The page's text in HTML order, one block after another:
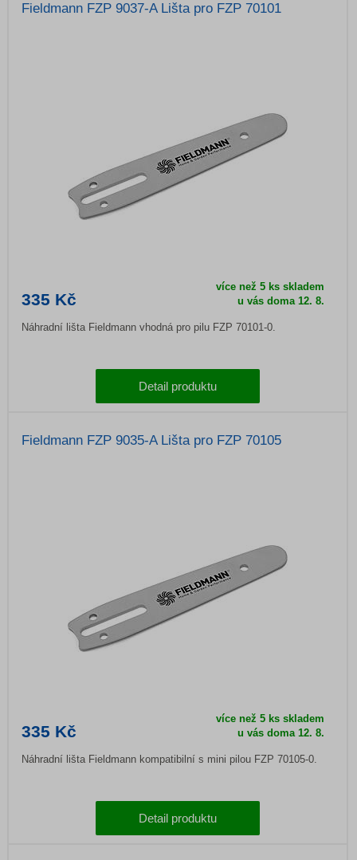
Fieldmann FZP 9037-A Lišta pro FZP 70101
335 Kč
více než 5 ks skladem
u vás doma12. 8.
Náhradní lišta Fieldmann vhodná pro pilu FZP 70101-0.
Detail produktu
Fieldmann FZP 9035-A Lišta pro FZP 70105
335 Kč
více než 5 ks skladem
u vás doma12. 8.
Náhradní lišta Fieldmann kompatibilní s mini pilou FZP 70105-0.
Detail produktu